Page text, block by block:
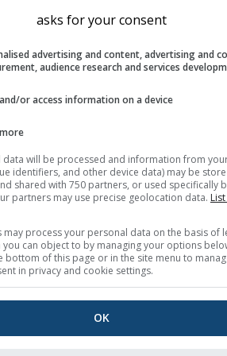
diferir ligeramente de los
del lugar exacto que
seleccionado. Puedes
altitud de la celda de
Durante un mes hay
diarias de valores
máximos y medios. Para
mensuales.
También ofrecemos
para la venta.
asks for your consent
advertising and content, advertising and
audience research and services
or access information on a device
data will be processed and information from
identifiers, and other device data) may be
shared with 750 partners, or used specifically
partners may use precise geolocation data.
may process your personal data on the basis of
you can object to by managing your options
bottom of this page or in the site menu to
in privacy and cookie settings.
OK